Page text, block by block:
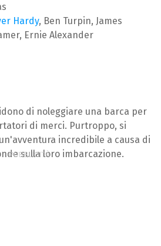
Hardy, Ben Turpin, James
Ernie Alexander
di noleggiare una barca per
di merci. Purtroppo, si
incredibile a causa di
sulla loro imbarcazione.